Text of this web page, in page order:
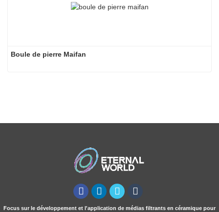
Boule de pierre Maifan
Focus sur le développement et l'application de médias filtrants en céramique pour